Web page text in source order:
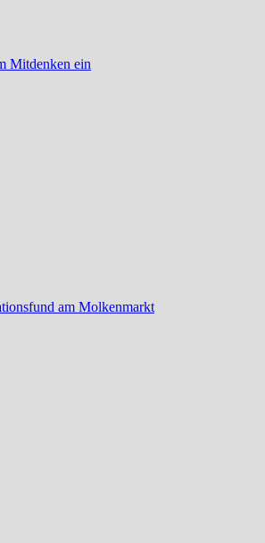
Mitdenken ein
am Molkenmarkt